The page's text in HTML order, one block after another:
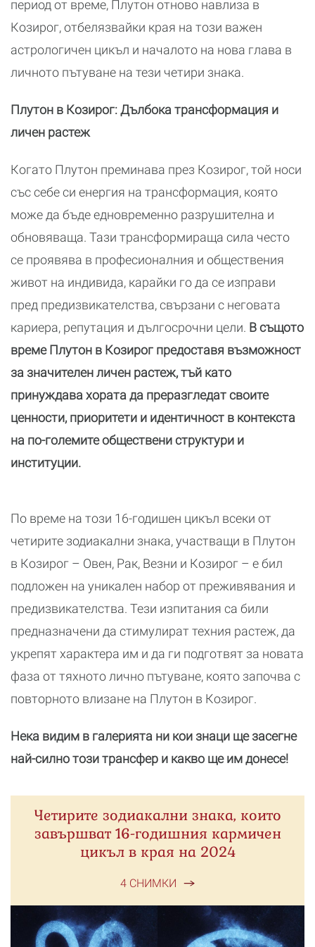
период от време, Плутон отново навлиза в
Козирог, отбелязвайки края на този важен
астрологичен цикъл и началото на нова глава в
личното пътуване на тези четири знака.
Плутон в Козирог: Дълбока трансформация и
личен растеж
Когато Плутон преминава през Козирог, той носи
със себе си енергия на трансформация, която
може да бъде едновременно разрушителна и
обновяваща. Тази трансформираща сила често
се проявява в професионалния и обществения
живот на индивида, карайки го да се изправи
пред предизвикателства, свързани с неговата
кариера, репутация и дългосрочни цели. В същото
време Плутон в Козирог предоставя възможност
за значителен личен растеж, тъй като
принуждава хората да преразгледат своите
ценности, приоритети и идентичност в контекста
на по-големите обществени структури и
институции.
По време на този 16-годишен цикъл всеки от
четирите зодиакални знака, участващи в Плутон
в Козирог – Овен, Рак, Везни и Козирог – е бил
подложен на уникален набор от преживявания и
предизвикателства. Тези изпитания са били
предназначени да стимулират техния растеж, да
укрепят характера им и да ги подготвят за новата
фаза от тяхното лично пътуване, която започва с
повторното влизане на Плутон в Козирог.
Нека видим в галерията ни кои знаци ще засегне
най-силно този трансфер и какво ще им донесе!
Четирите зодиакални знака, които
завършват 16-годишния кармичен
цикъл в края на 2024
4 СНИМКИ